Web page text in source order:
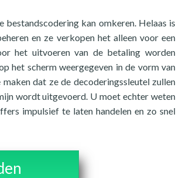
bestandscodering kan omkeren. Helaas is
en ze verkopen het alleen voor een
het uitvoeren van de betaling worden
het scherm weergegeven in de vorm van
dat ze de decoderingssleutel zullen
wordt uitgevoerd. U moet echter weten
impulsief te laten handelen en zo snel